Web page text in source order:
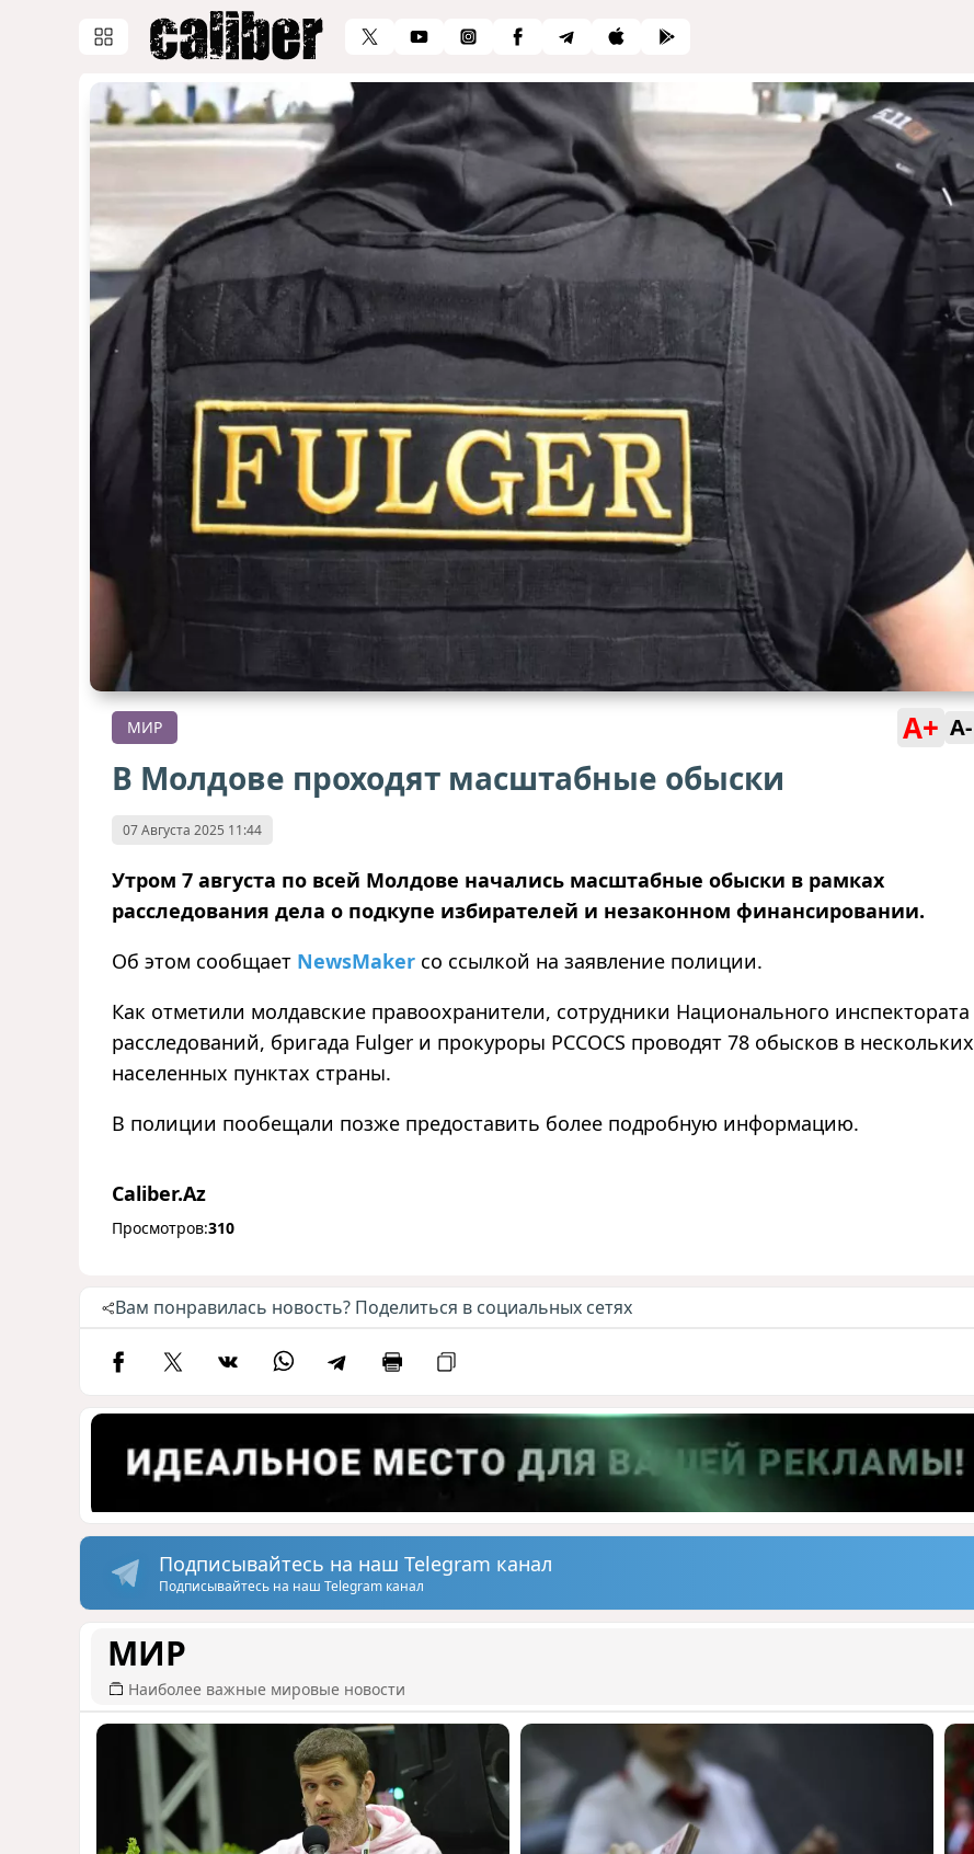
МИР A+ A-
В Молдове проходят масштабные обыски
07 Августа 2025 11:44
Утром 7 августа по всей Молдове начались масштабные обыски в рамках
расследования дела о подкупе избирателей и незаконном финансировании.
Об этом сообщает NewsMaker со ссылкой на заявление полиции.
Как отметили молдавские правоохранители, сотрудники Национального инспектората
расследований, бригада Fulger и прокуроры PCCOCS проводят 78 обысков в нескольких
населенных пунктах страны.
В полиции пообещали позже предоставить более подробную информацию.
Caliber.Az
Просмотров:310
Вам понравилась новость? Поделиться в социальных сетях
Подписывайтесь на наш Telegram канал
Подписывайтесь на наш Telegram канал
МИР
Наиболее важные мировые новости